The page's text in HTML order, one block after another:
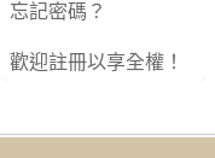
忘記密碼？
歡迎註冊以享全權！